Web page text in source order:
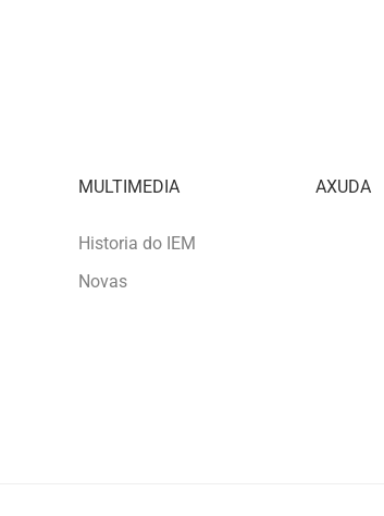
MULTIMEDIA
Historia do IEM
Novas
AXUDA